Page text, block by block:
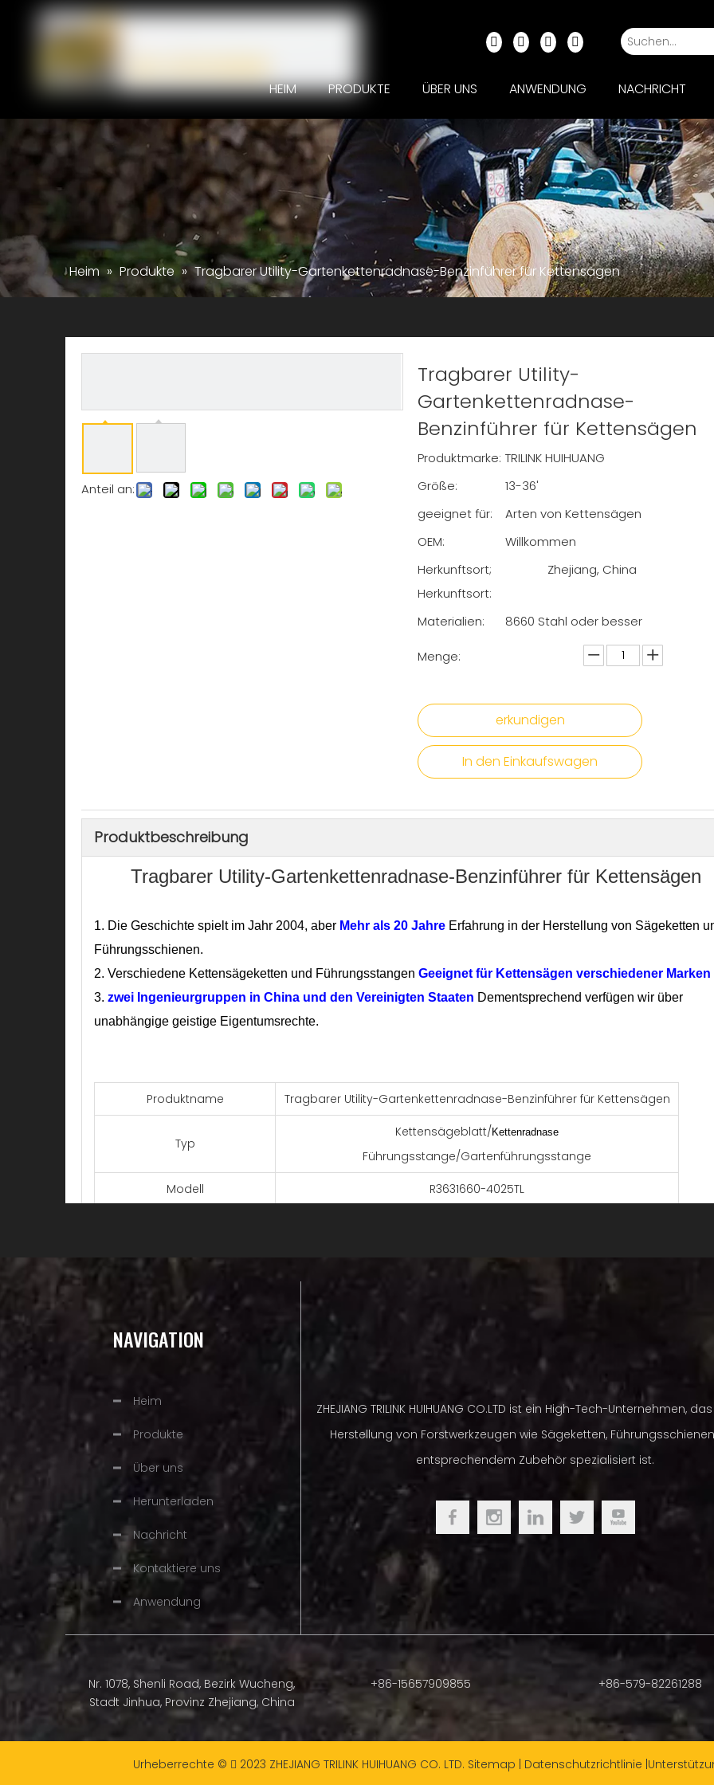
HEIM PRODUKTE ÜBER UNS ANWENDUNG NACHRICHT
Heim » Produkte » Tragbarer Utility-Gartenkettenradnase-Benzinführer für Kettensägen
Anteil an:
Tragbarer Utility-
Gartenkettenradnase-
Benzinführer für Kettensägen
Produktmarke: TRILINK HUIHUANG
Größe:
13-36'
geeignet für:
Arten von Kettensägen
OEM:
Willkommen
Herkunftsort;
Herkunftsort:
Zhejiang, China
Materialien: 8660 Stahl oder besser
Menge:
erkundigen
In den Einkaufswagen
Produktbeschreibung
Tragbarer Utility-Gartenkettenradnase-Benzinführer für Kettensägen
1. Die Geschichte spielt im Jahr 2004, aber Mehr als 20 Jahre Erfahrung in der Herstellung von Sägeketten
Führungsschienen.
2. Verschiedene Kettensägeketten und Führungsstangen Geeignet für Kettensägen verschiedener Marken
3. zwei Ingenieurgruppen in China und den Vereinigten Staaten Dementsprechend verfügen wir über
unabhängige geistige Eigentumsrechte.
Produktname Tragbarer Utility-Gartenkettenradnase-Benzinführer für Kettensägen
Typ
Kettensägeblatt/ Kettenradnase
Führungsstange/Gartenführungsstange
Modell R3631660-4025TL
Messung
Balkentyp
60
Besonderheit
Marke Sanlian
Paket Blister- oder Farbkartonverpackung
NAVIGATION
Heim
Produkte
Über uns
Herunterladen
Nachricht
Kontaktiere uns
Anwendung
ZHEJIANG TRILINK HUIHUANG CO.LTD ist ein High-Tech-Unternehmen,
Herstellung von Forstwerkzeugen wie Sägeketten,
entsprechendem Zubehör spezialisiert ist.
Nr. 1078, Shenli Road, Bezirk Wucheng,
Stadt Jinhua, Provinz Zhejiang, China
+86-15657909855 +86-579-82261288
Urheberrechte ©  2023 ZHEJIANG TRILINK HUIHUANG CO. LTD. Sitemap Datenschutzrichtlinie